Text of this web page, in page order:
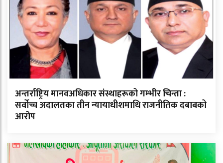
अन्तर्राष्ट्रिय मानवअधिकार संस्थाहरूको गम्भीर चिन्ता :
सर्वोच्च अदालतका तीन न्यायाधीशमाथि राजनीतिक दबाबको
आरोप